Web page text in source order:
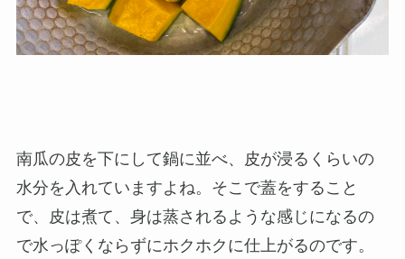
南瓜の皮を下にして鍋に並べ、皮が浸るくらいの
水分を入れていますよね。そこで蓋をすること
で、皮は煮て、身は蒸されるような感じになるの
で水っぽくならずにホクホクに仕上がるのです。